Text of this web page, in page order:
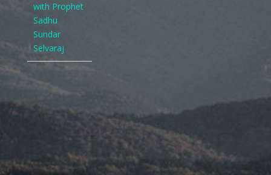
with Prophet
Sadhu
Sundar
Selvaraj